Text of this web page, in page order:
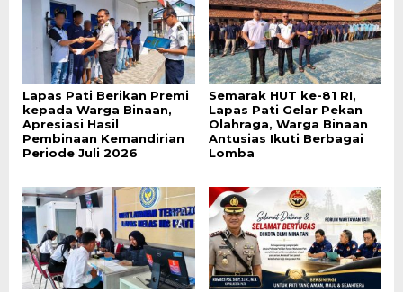
Lapas Pati Berikan Premi
kepada Warga Binaan,
Apresiasi Hasil
Pembinaan Kemandirian
Periode Juli 2026
Semarak HUT ke-81 RI,
Lapas Pati Gelar Pekan
Olahraga, Warga Binaan
Antusias Ikuti Berbagai
Lomba